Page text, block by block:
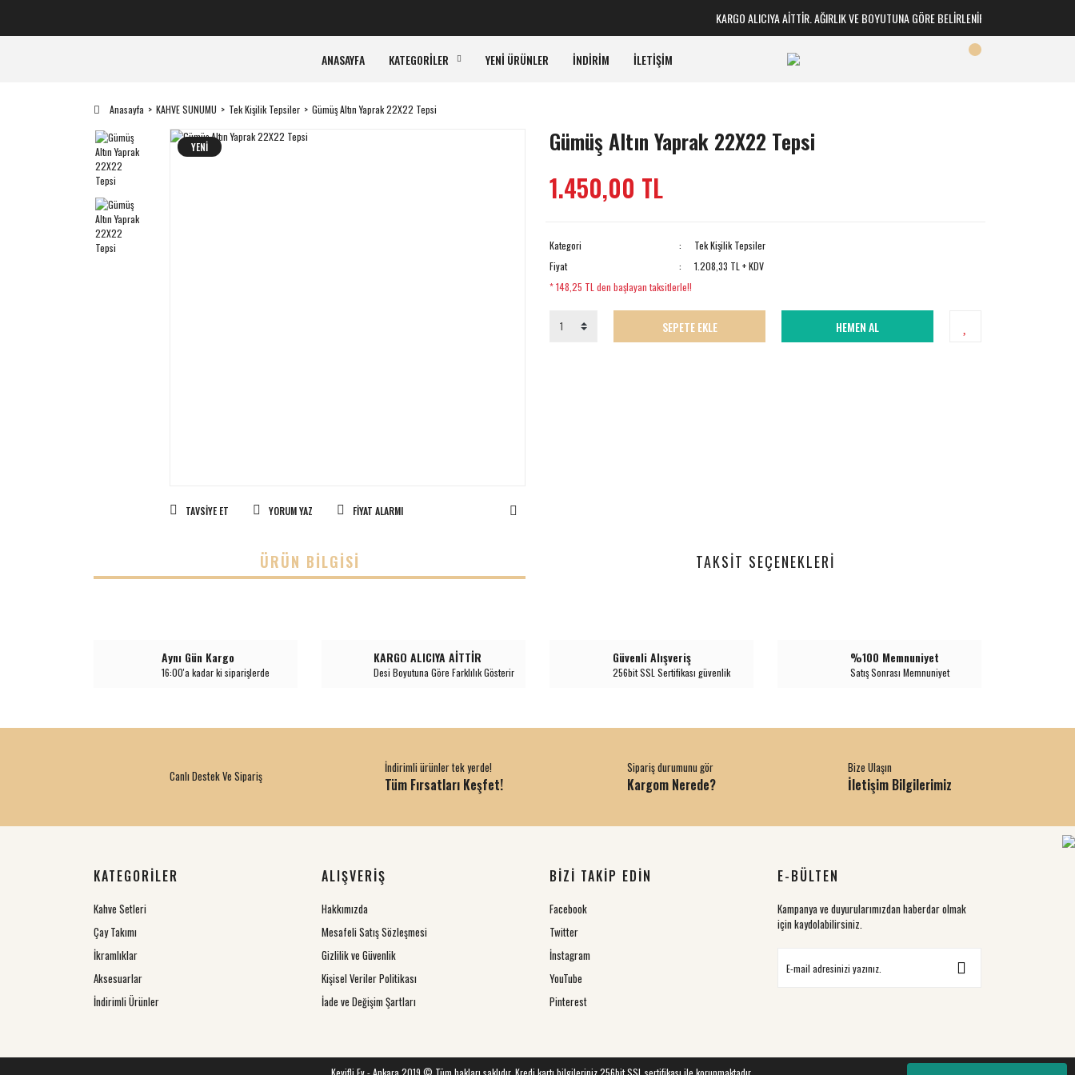
KARGO ALICIYA AİTTİR. AĞIRLIK VE BOYUTUNA GÖRE BELİRLENİR
ANASAYFA KATEGORİLER YENİ ÜRÜNLER İNDİRİM İLETİŞİM
Anasayfa KAHVE SUNUMU Tek Kişilik Tepsiler Gümüş Altın Yaprak 22X22 Tepsi
YENİ
TAVSIYE ET YORUM YAZ FIYAT ALARMI
Gümüş Altın Yaprak 22X22 Tepsi
1.450,00 TL
Kategori
Tek Kişilik Tepsiler
Fiyat
1.208,33 TL + KDV
* 148,25 TL den başlayan taksitlerle!!
SEPETE EKLE HEMEN AL
ÜRÜN BILGISI TAKSIT SEÇENEKLERI
Aynı Gün Kargo
16:00'a kadar ki siparişlerde
KARGO ALICIYA AİTTİR
Desi Boyutuna Göre Farklılık Gösterir
Güvenli Alışveriş
256bit SSL Sertifikası güvenlik
%100 Memnuniyet
Satış Sonrası Memnuniyet
Canlı Destek Ve Sipariş
İndirimli ürünler tek yerde!
Tüm Fırsatları Keşfet!
Sipariş durumunu gör
Kargom Nerede?
Bize Ulaşın
İletişim Bilgilerimiz
KATEGORİLER
Kahve Setleri
Çay Takımı
İkramlıklar
Aksesuarlar
İndirimli Ürünler
ALIŞVERİŞ
Hakkımızda
Mesafeli Satış Sözleşmesi
Gizlilik ve Güvenlik
Kişisel Veriler Politikası
İade ve Değişim Şartları
BİZİ TAKİP EDİN
Facebook
Twitter
İnstagram
YouTube
Pinterest
E-BÜLTEN
Kampanya ve duyurularımızdan haberdar olmak
için kaydolabilirsiniz.
Keyifli Ev - Ankara 2019 © Tüm hakları saklıdır. Kredi kartı bilgileriniz 256bit SSL sertifikası ile korunmaktadır.